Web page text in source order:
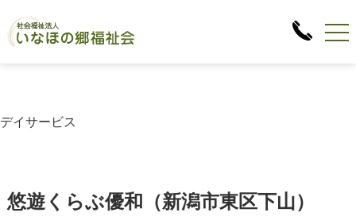
デイサービス
悠遊くらぶ優和（新潟市東区下山）